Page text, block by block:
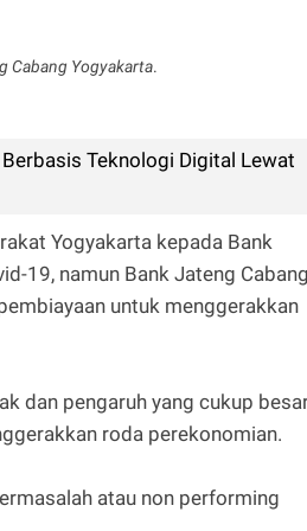
Cabang Yogyakarta.
Teknologi Digital Lewat
Yogyakarta kepada Bank
19, namun Bank Jateng
untuk menggerakkan
dan pengaruh yang cukup
roda perekonomian.
atau non performing